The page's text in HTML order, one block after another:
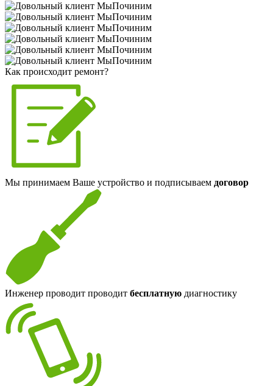
Как происходит ремонт?
Мы принимаем Ваше устройство и подписываем договор
Инженер проводит проводит бесплатную диагностику